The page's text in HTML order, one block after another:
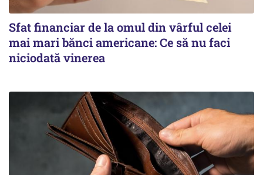
Sfat financiar de la omul din vârful celei
mai mari bănci americane: Ce să nu faci
niciodată vinerea